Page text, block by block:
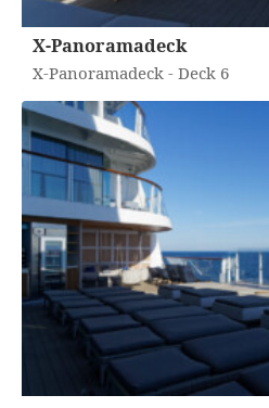
X-Panoramadeck
X-Panoramadeck - Deck 6